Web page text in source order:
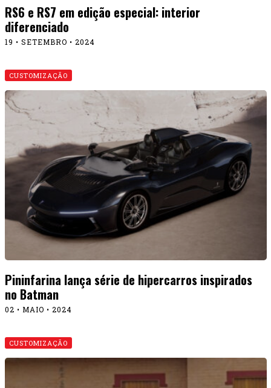
RS6 e RS7 em edição especial: interior
diferenciado
19 • SETEMBRO • 2024
CUSTOMIZAÇÃO
Pininfarina lança série de hipercarros inspirados
no Batman
02 • MAIO • 2024
CUSTOMIZAÇÃO